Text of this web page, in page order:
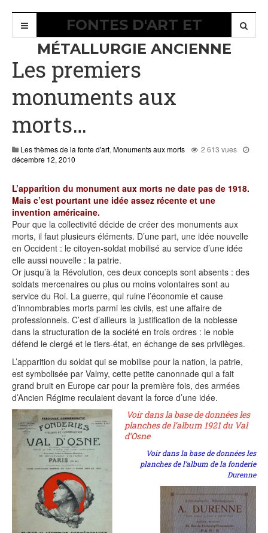
FONTES D'ART ET
MÉTALLURGIE ANCIENNE
Les premiers
monuments aux
morts…
Les thèmes de la fonte d'art, Monuments aux morts
2 613 vues
décembre 12, 2010
L’apparition du monument aux morts ne date pas de 1918.
Mais c’est pourtant une idée assez récente et une
invention américaine.
Pour que la collectivité décide de créer des monuments aux
morts, il faut plusieurs éléments. D’une part, une idée nouvelle
en Occident : le citoyen-soldat mobilisé au service d’une idée
elle aussi nouvelle : la patrie.
Or jusqu’à la Révolution, ces deux concepts sont absents : des
soldats mercenaires ou plus ou moins volontaires sont au
service du Roi. La guerre, qui ruine l’économie et cause
d’innombrables morts parmi les civils, est une affaire de
professionnels. C’est d’ailleurs la justification de la noblesse
dans la structuration de la société en trois ordres : le noble
défend le clergé et le tiers-état, en échange de ses privilèges.
L’apparition du soldat qui se mobilise pour la nation, la patrie,
est symbolisée par Valmy, cette petite canonnade qui a fait
grand bruit en Europe car pour la première fois, des armées
d’Ancien Régime reculaient devant la force d’une idée.
Voir dans la base de données les
planches de l’album 1921 du Val
d’Osne
Voir dans la base de données les
planches de l’album de la fonderie
Durenne